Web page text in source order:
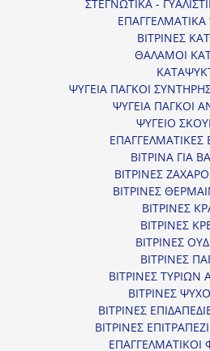
ΣΤΕΓΝΩΤΙΚΑ -
ΕΠΑΓΓΕΛΜΑΤΙΚΑ
ΒΙΤΡΙΝΕΣ
ΘΑΛΑΜΟΙ
ΨΥΓΕΙΑ ΠΑΓΚΟΙ
ΨΥΓΕΙΑ ΠΑΓΚΟΙ
ΨΥΓΕΙΟ
ΕΠΑΓΓΕΛΜΑΤΙΚΕΣ
ΒΙΤΡΙΝΑ ΓΙΑ
ΒΙΤΡΙΝΕΣ
ΒΙΤΡΙΝΕΣ
ΒΙΤΡΙΝΕΣ
ΒΙΤΡΙΝΕΣ
ΒΙΤΡΙΝΕΣ
ΒΙΤΡΙΝΕΣ
ΒΙΤΡΙΝΕΣ ΤΥΡΙΩΝ
ΒΙΤΡΙΝΕΣ
ΒΙΤΡΙΝΕΣ
ΒΙΤΡΙΝΕΣ
ΕΠΑΓΓΕΛΜΑΤΙΚΟΙ